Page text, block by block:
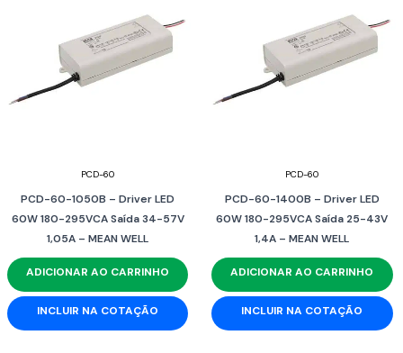
PCD-60
PCD-60-1050B – Driver LED
60W 180-295VCA Saída 34-57V
1,05A – MEAN WELL
ADICIONAR AO CARRINHO
INCLUIR NA COTAÇÃO
PCD-60
PCD-60-1400B – Driver LED
60W 180-295VCA Saída 25-43V
1,4A – MEAN WELL
ADICIONAR AO CARRINHO
INCLUIR NA COTAÇÃO